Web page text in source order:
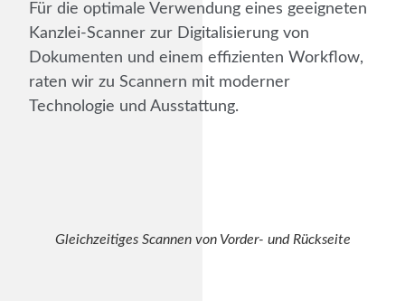
Für die optimale Verwendung eines geeigneten
Kanzlei-Scanner zur Digitalisierung von
Dokumenten und einem effizienten Workflow,
raten wir zu Scannern mit moderner
Technologie und Ausstattung.
Gleichzeitiges Scannen von Vorder- und Rückseite